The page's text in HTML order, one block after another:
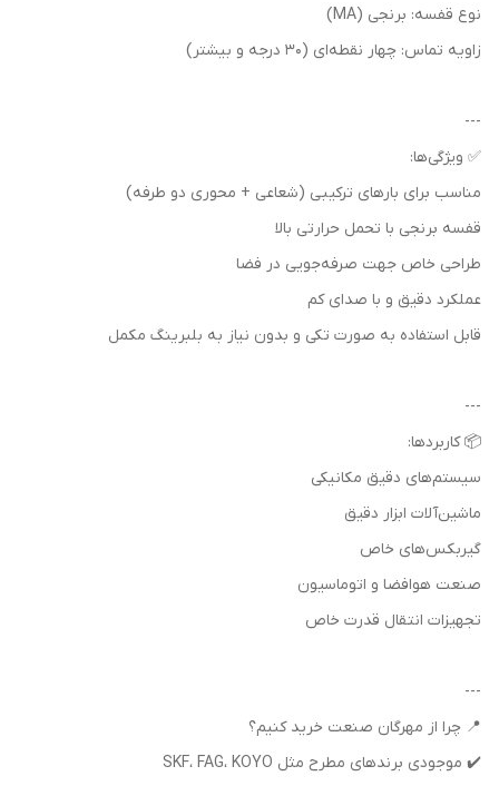
نوع قفسه: برنجی (MA)
زاویه تماس: چهار نقطه‌ای (30 درجه و بیشتر)
---
✅ ویژگی‌ها:
مناسب برای بارهای ترکیبی (شعاعی + محوری دو طرفه)
قفسه برنجی با تحمل حرارتی بالا
طراحی خاص جهت صرفه‌جویی در فضا
عملکرد دقیق و با صدای کم
قابل استفاده به صورت تکی و بدون نیاز به بلبرینگ مکمل
---
📦 کاربردها:
سیستم‌های دقیق مکانیکی
ماشین‌آلات ابزار دقیق
گیربکس‌های خاص
صنعت هوافضا و اتوماسیون
تجهیزات انتقال قدرت خاص
---
📍 چرا از مهرگان صنعت خرید کنیم؟
✔️ موجودی برندهای مطرح مثل SKF، FAG، KOYO